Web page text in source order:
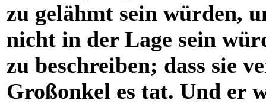
zu gelähmt sein würden,
nicht in der Lage sein
zu beschreiben; dass sie
Großonkel es tat. Und er